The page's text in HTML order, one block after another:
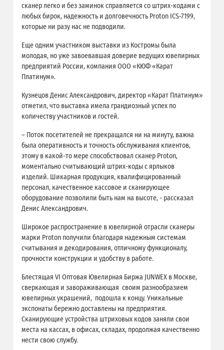
сканер легко и без заминок справляется со штрих-кодами с
любых бирок, надежность и долговечность Proton ICS-7199,
которые ни разу нас не подводили.
Еще одним участником выставки из Костромы была
молодая, но уже завоевавшая доверие ведущих ювелирных
предприятий России, компания ООО «КЮФ «Карат
Платинум».
Кузнецов Денис Александрович, директор «Карат Платинум»
отметил, что выставка имела грандиозный успех по
количеству участников и гостей.
– Поток посетителей не прекращался ни на минуту, важна
была оперативность и точность обслуживания клиентов,
этому в какой-то мере способствовал сканер Proton,
моментально считывающий штрих-коды с ярлыков
изделий. Шикарная продукция, квалифицированный
персонал, качественное кассовое и сканирующее
оборудование позволили быть нам на высоте, - рассказал
Денис Александрович.
Широкое распространение в ювелирной отрасли сканеры
марки Proton получили благодаря надежным системам
считывания и декодирования, отличному функционалу,
прочности конструкции и удобству в работе.
Блестящая VI Оптовая Ювелирная Биржа JUNWEX в Москве,
сверкающая и завораживающая своим разнообразием
ювелирных украшений, подошла к концу. Уникальные
экспонаты бережно доставлены на предприятия.
Сканирующие устройства штриховых кодов заняли свои
места на кассах, в офисах, складах, продолжая качественно
нести свою службу.